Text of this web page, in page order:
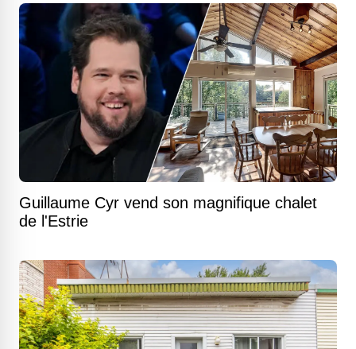
Guillaume Cyr vend son magnifique chalet
de l'Estrie